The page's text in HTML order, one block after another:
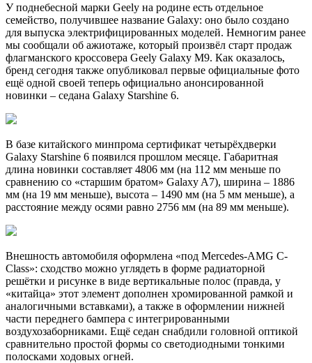
У поднебесной марки Geely на родине есть отдельное
семейство, получившее название Galaxy: оно было создано
для выпуска электрифицированных моделей. Немногим ранее
мы сообщали об ажиотаже, который произвёл старт продаж
флагманского кроссовера Geely Galaxy M9. Как оказалось,
бренд сегодня также опубликовал первые официальные фото
ещё одной своей теперь официально анонсированной
новинки – седана Galaxy Starshine 6.
В базе китайского минпрома сертификат четырёхдверки
Galaxy Starshine 6 появился прошлом месяце. Габаритная
длина новинки составляет 4806 мм (на 112 мм меньше по
сравнению со «старшим братом» Galaxy A7), ширина – 1886
мм (на 19 мм меньше), высота – 1490 мм (на 5 мм меньше), а
расстояние между осями равно 2756 мм (на 89 мм меньше).
Внешность автомобиля оформлена «под Mercedes-AMG C-
Class»: сходство можно углядеть в форме радиаторной
решётки и рисунке в виде вертикальные полос (правда, у
«китайца» этот элемент дополнен хромированной рамкой и
аналогичными вставками), а также в оформлении нижней
части переднего бампера с интегрированными
воздухозаборниками. Ещё седан снабдили головной оптикой
сравнительно простой формы со светодиодными тонкими
полосками ходовых огней.